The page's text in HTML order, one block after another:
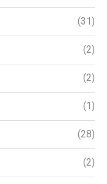
(31)
(2)
(2)
(1)
(28)
(2)